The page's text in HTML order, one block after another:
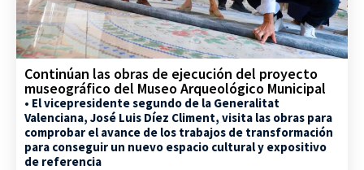
Continúan las obras de ejecución del proyecto
museográfico del Museo Arqueológico Municipal
• El vicepresidente segundo de la Generalitat
Valenciana, José Luis Díez Climent, visita las obras para
comprobar el avance de los trabajos de transformación
para conseguir un nuevo espacio cultural y expositivo
de referencia